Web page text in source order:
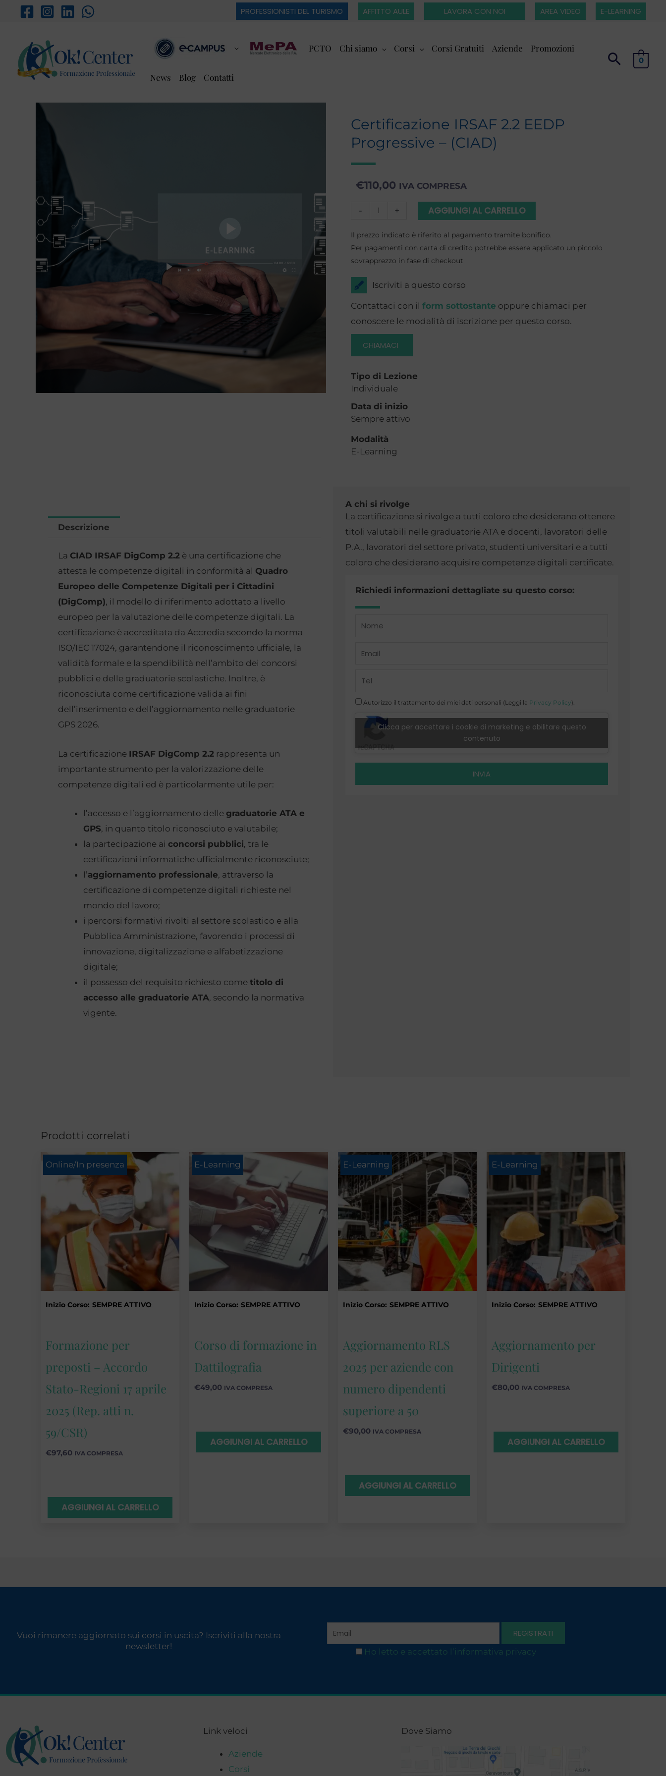
PROFESSIONISTI DEL TURISMO AFFITTO AULE LAVORA CON NOI AREA VIDEO E-LEARNING
PCTO Chi siamo Corsi Corsi Gratuiti Aziende Promozioni
News Blog Contatti
0
Certificazione IRSAF 2.2 EEDP
Progressive – (CIAD)
€110,00 IVA COMPRESA
-
Certificazione
2.2
EEDP
(CIAD)
+ AGGIUNGI AL CARRELLO
Il prezzo indicato è riferito al pagamento tramite bonifico.
Per pagamenti con carta di credito potrebbe essere applicato un piccolo
sovrapprezzo in fase di checkout
Iscriviti a questo corso
Contattaci con il form sottostante oppure chiamaci per
conoscere le modalità di iscrizione per questo corso.
CHIAMACI
Tipo di Lezione
Individuale
Data di inizio
Sempre attivo
Modalità
E-Learning
Descrizione
La CIAD IRSAF DigComp 2.2 è una certificazione che
attesta le competenze digitali in conformità al Quadro
Europeo delle Competenze Digitali per i Cittadini
(DigComp), il modello di riferimento adottato a livello
europeo per la valutazione delle competenze digitali. La
certificazione è accreditata da Accredia secondo la norma
ISO/IEC 17024, garantendone il riconoscimento ufficiale, la
validità formale e la spendibilità nell’ambito dei concorsi
pubblici e delle graduatorie scolastiche. Inoltre, è
riconosciuta come certificazione valida ai fini
dell’inserimento e dell’aggiornamento nelle graduatorie
GPS 2026.
La certificazione IRSAF DigComp 2.2 rappresenta un
importante strumento per la valorizzazione delle
competenze digitali ed è particolarmente utile per:
l’accesso e l’aggiornamento delle graduatorie ATA e
GPS, in quanto titolo riconosciuto e valutabile;
la partecipazione ai concorsi pubblici, tra le
certificazioni informatiche ufficialmente riconosciute;
l’aggiornamento professionale, attraverso la
certificazione di competenze digitali richieste nel
mondo del lavoro;
i percorsi formativi rivolti al settore scolastico e alla
Pubblica Amministrazione, favorendo i processi di
innovazione, digitalizzazione e alfabetizzazione
digitale;
il possesso del requisito richiesto come titolo di
accesso alle graduatorie ATA, secondo la normativa
vigente.
A chi si rivolge
La certificazione si rivolge a tutti coloro che desiderano ottenere
titoli valutabili nelle graduatorie ATA e docenti, lavoratori delle
P.A., lavoratori del settore privato, studenti universitari e a tutti
coloro che desiderano acquisire competenze digitali certificate.
Richiedi informazioni dettagliate su questo corso:
Name
Email
Telefono
Autorizzo il trattamento dei miei dati personali (Leggi la Privacy Policy).
Clicca per accettare i cookie di marketing e abilitare questo
contenuto
INVIA
Prodotti correlati
Inizio Corso: SEMPRE ATTIVO
Online/In presenza
Formazione per
preposti – Accordo
Stato-Regioni 17 aprile
2025 (Rep. atti n.
59/CSR)
€97,60 IVA COMPRESA
AGGIUNGI AL CARRELLO
Inizio Corso: SEMPRE ATTIVO
E-Learning
Corso di formazione in
Dattilografia
€49,00 IVA COMPRESA
AGGIUNGI AL CARRELLO
Inizio Corso: SEMPRE ATTIVO
E-Learning
Aggiornamento RLS
2025 per aziende con
numero dipendenti
superiore a 50
€90,00 IVA COMPRESA
AGGIUNGI AL CARRELLO
Inizio Corso: SEMPRE ATTIVO
E-Learning
Aggiornamento per
Dirigenti
€80,00 IVA COMPRESA
AGGIUNGI AL CARRELLO
Vuoi rimanere aggiornato sui corsi in uscita? Iscriviti alla nostra
newsletter!
Ho letto e accettato l’informativa privacy
Link veloci
Aziende
Corsi
Dove Siamo